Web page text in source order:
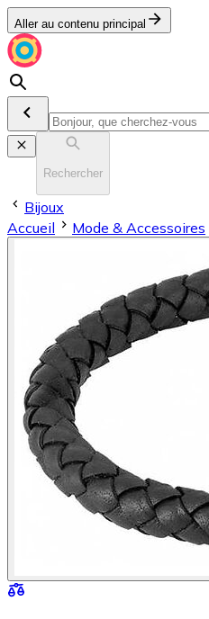
Aller au contenu principal
Rechercher
Bijoux
Accueil
Mode & Accessoires